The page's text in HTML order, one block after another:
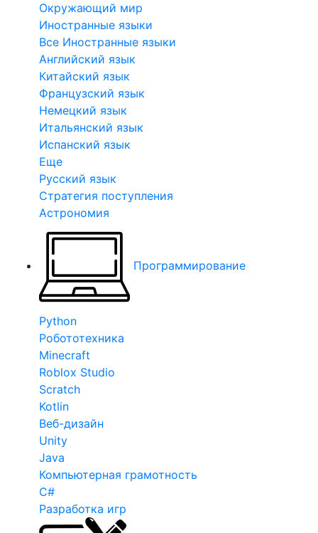
Окружающий мир
Иностранные языки
Все Иностранные языки
Английский язык
Китайский язык
Французский язык
Немецкий язык
Итальянский язык
Испанский язык
Еще
Русский язык
Стратегия поступления
Астрономия
Программирование
Python
Робототехника
Minecraft
Roblox Studio
Scratch
Kotlin
Веб-дизайн
Unity
Java
Компьютерная грамотность
C#
Разработка игр